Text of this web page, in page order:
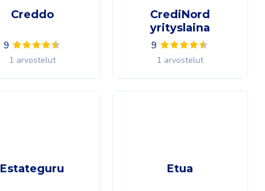
Creddo
9
1 arvostelut
CrediNord
yrityslaina
9
1 arvostelut
Estateguru Etua